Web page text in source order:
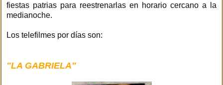
fiestas patrias para reestrenarlas en horario cercano a la
medianoche.
Los telefilmes por días son:
"LA GABRIELA"